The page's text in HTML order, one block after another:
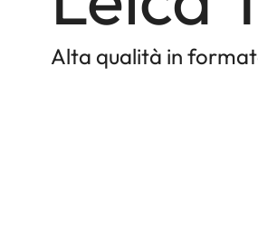
Alta qualità in